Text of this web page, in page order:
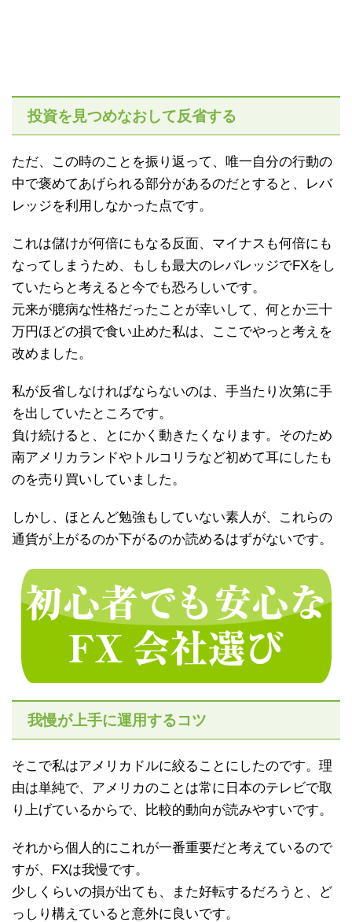
投資を見つめなおして反省する
ただ、この時のことを振り返って、唯一自分の行動の
中で褒めてあげられる部分があるのだとすると、レバ
レッジを利用しなかった点です。
これは儲けが何倍にもなる反面、マイナスも何倍にも
なってしまうため、もしも最大のレバレッジでFXをし
ていたらと考えると今でも恐ろしいです。
元来が臆病な性格だったことが幸いして、何とか三十
万円ほどの損で食い止めた私は、ここでやっと考えを
改めました。
私が反省しなければならないのは、手当たり次第に手
を出していたところです。
負け続けると、とにかく動きたくなります。そのため
南アメリカランドやトルコリラなど初めて耳にしたも
のを売り買いしていました。
しかし、ほとんど勉強もしていない素人が、これらの
通貨が上がるのか下がるのか読めるはずがないです。
我慢が上手に運用するコツ
そこで私はアメリカドルに絞ることにしたのです。理
由は単純で、アメリカのことは常に日本のテレビで取
り上げているからで、比較的動向が読みやすいです。
それから個人的にこれが一番重要だと考えているので
すが、FXは我慢です。
少しくらいの損が出ても、また好転するだろうと、ど
っしり構えていると意外に良いです。